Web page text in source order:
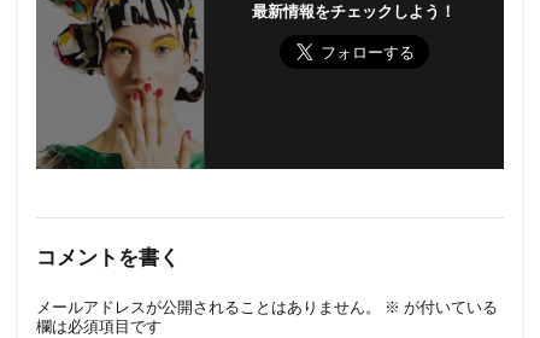
最新情報をチェックしよう！
コメントを書く
メールアドレスが公開されることはありません。 ※ が付いている
欄は必須項目です